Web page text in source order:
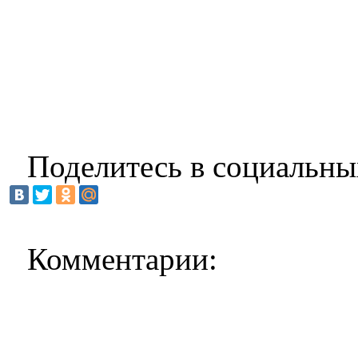
Поделитесь в
Комментарии: